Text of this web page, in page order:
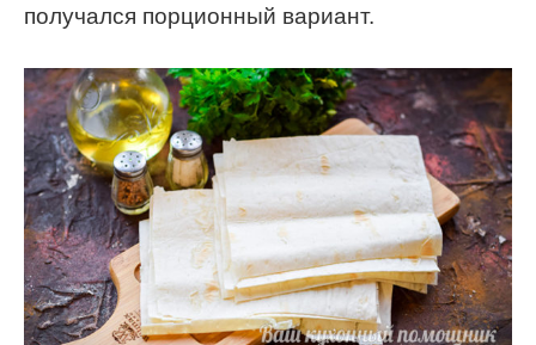
получался порционный вариант.